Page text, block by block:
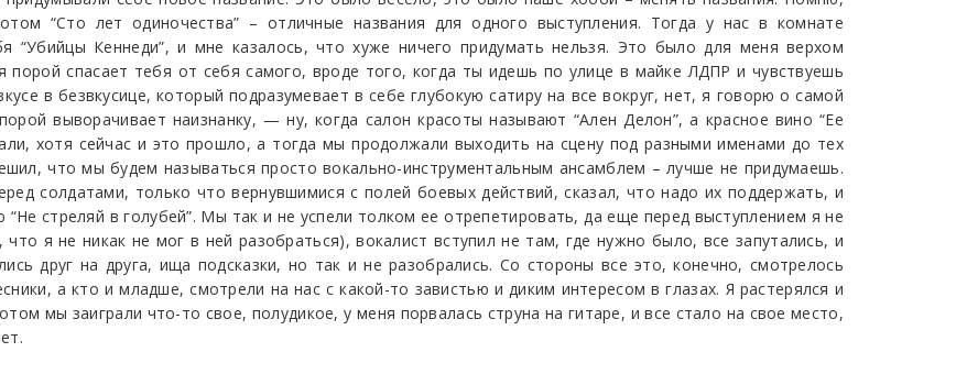
“Сто лет одиночества” – отличные названия для одного выступления. Тогда у нас в комнате
“Убийцы Кеннеди”, и мне казалось, что хуже ничего придумать нельзя. Это было для меня верхом
порой спасает тебя от себя самого, вроде того, когда ты идешь по улице в майке ЛДПР и чувствуешь
в безвкусице, который подразумевает в себе глубокую сатиру на все вокруг, нет, я говорю о самой
выворачивает наизнанку, — ну, когда салон красоты называют “Ален Делон”, а красное вино “Ее
хотя сейчас и это прошло, а тогда мы продолжали выходить на сцену под разными именами до тех
что мы будем называться просто вокально-инструментальным ансамблем – лучше не придумаешь.
солдатами, только что вернувшимися с полей боевых действий, сказал, что надо их поддержать, и
“Не стреляй в голубей”. Мы так и не успели толком ее отрепетировать, да еще перед выступлением я не
что я не никак не мог в ней разобраться), вокалист вступил не там, где нужно было, все запутались, и
друг на друга, ища подсказки, но так и не разобрались. Со стороны все это, конечно, смотрелось
а кто и младше, смотрели на нас с какой-то завистью и диким интересом в глазах. Я растерялся и
мы заиграли что-то свое, полудикое, у меня порвалась струна на гитаре, и все стало на свое место,